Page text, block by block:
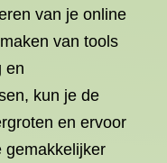
van je online
van tools
en
kun je de
en ervoor
gemakkelijker